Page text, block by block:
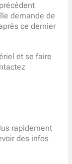
demande de
ce dernier
et se faire
rapidement
des infos